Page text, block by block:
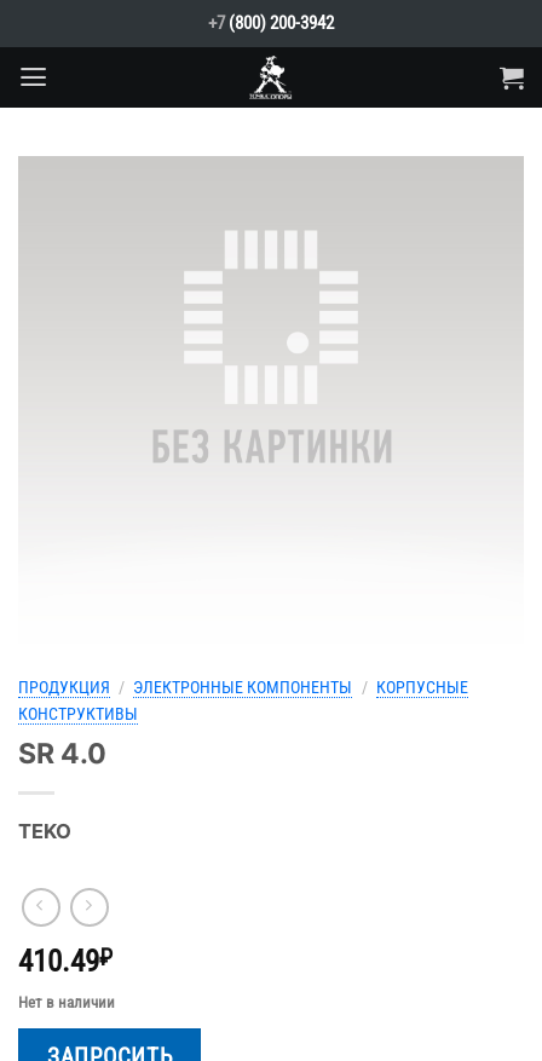
to
content
+7 (800) 200-3942
ПРОДУКЦИЯ / ЭЛЕКТРОННЫЕ КОМПОНЕНТЫ / КОРПУСНЫЕ
КОНСТРУКТИВЫ
SR 4.0
TEKO
410.49₽
Нет в наличии